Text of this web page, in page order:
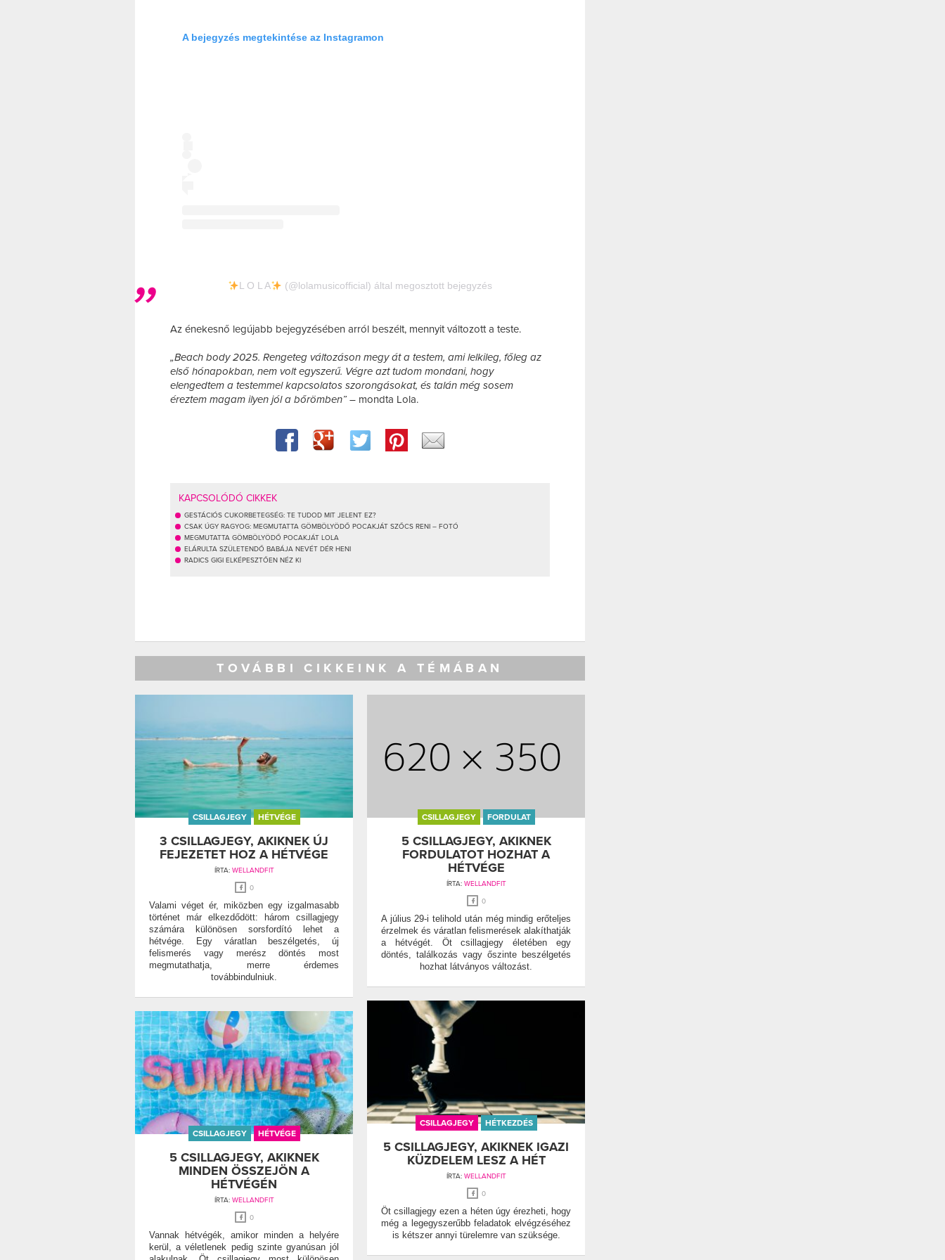
A bejegyzés megtekintése az Instagramon
L O L A (@lolamusicofficial) által megosztott bejegyzés
Az énekesnő legújabb bejegyzésében arról beszélt, mennyit változott a teste.
„Beach body 2025. Rengeteg változáson megy át a testem, ami lelkileg, főleg az
első hónapokban, nem volt egyszerű. Végre azt tudom mondani, hogy
elengedtem a testemmel kapcsolatos szorongásokat, és talán még sosem
éreztem magam ilyen jól a bőrömben” – mondta Lola.
KAPCSOLÓDÓ CIKKEK
GESTÁCIÓS CUKORBETEGSÉG: TE TUDOD MIT JELENT EZ?
CSAK ÚGY RAGYOG: MEGMUTATTA GÖMBÖLYÖDŐ POCAKJÁT SZŐCS RENI – FOTÓ
MEGMUTATTA GÖMBÖLYÖDŐ POCAKJÁT LOLA
ELÁRULTA SZÜLETENDŐ BABÁJA NEVÉT DÉR HENI
RADICS GIGI ELKÉPESZTŐEN NÉZ KI
TOVÁBBI CIKKEINK A TÉMÁBAN
CSILLAGJEGY HÉTVÉGE
3 CSILLAGJEGY, AKIKNEK ÚJ
FEJEZETET HOZ A HÉTVÉGE
ÍRTA: WELLANDFIT
0
Valami véget ér, miközben egy izgalmasabb
történet már elkezdődött: három csillagjegy
számára különösen sorsfordító lehet a
hétvége. Egy váratlan beszélgetés, új
felismerés vagy merész döntés most
megmutathatja, merre érdemes
továbbindulniuk.
CSILLAGJEGY FORDULAT
5 CSILLAGJEGY, AKIKNEK
FORDULATOT HOZHAT A
HÉTVÉGE
ÍRTA: WELLANDFIT
0
A július 29-i telihold után még mindig erőteljes
érzelmek és váratlan felismerések alakíthatják
a hétvégét. Öt csillagjegy életében egy
döntés, találkozás vagy őszinte beszélgetés
hozhat látványos változást.
CSILLAGJEGY HÉTKEZDÉS
5 CSILLAGJEGY, AKIKNEK IGAZI
KÜZDELEM LESZ A HÉT
ÍRTA: WELLANDFIT
0
Öt csillagjegy ezen a héten úgy érezheti, hogy
még a legegyszerűbb feladatok elvégzéséhez
is kétszer annyi türelemre van szüksége.
CSILLAGJEGY HÉTVÉGE
5 CSILLAGJEGY, AKIKNEK
MINDEN ÖSSZEJÖN A
HÉTVÉGÉN
ÍRTA: WELLANDFIT
0
Vannak hétvégék, amikor minden a helyére
kerül, a véletlenek pedig szinte gyanúsan jól